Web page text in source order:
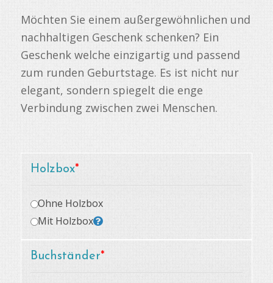
Möchten Sie einem außergewöhnlichen und
nachhaltigen Geschenk schenken? Ein
Geschenk welche einzigartig und passend
zum runden Geburtstage. Es ist nicht nur
elegant, sondern spiegelt die enge
Verbindung zwischen zwei Menschen.
*
Holzbox
Ohne Holzbox
Mit Holzbox
*
Buchständer